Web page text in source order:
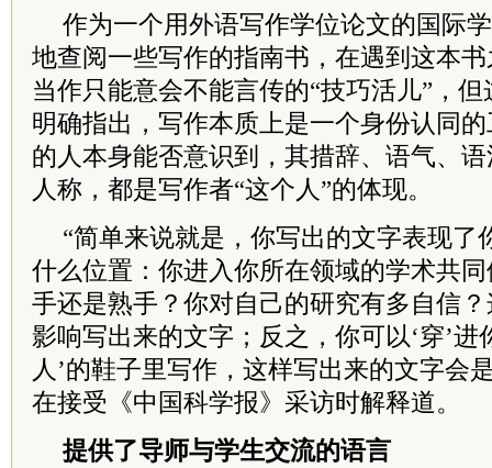
作为一个用外语写作学位论文的国际
地查阅一些写作的指南书，在遇到这本
当作只能意会不能言传的“技巧活儿”，
明确指出，写作本质上是一个身份认同
的人本身能否意识到，其措辞、语气、
人称，都是写作者“这个人”的体现。
“简单来说就是，你写出的文字表现了
什么位置：你进入你所在领域的学术共
手还是熟手？你对自己的研究有多自信
影响写出来的文字；反之，你可以‘穿’进
人’的鞋子里写作，这样写出来的文字会
在接受《中国科学报》采访时解释道。
提供了导师与学生交流的语言